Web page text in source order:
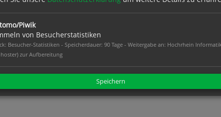
Piwik
von Besucherstatistiken
Besucher-Statistiken - Speicherdauer: 90 Tage - Weitergabe an: Hochrhein
zur Aufbereitung
Speichern